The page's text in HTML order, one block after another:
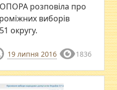
розповіла про
виборів
округу.
19 липня 2016 1836